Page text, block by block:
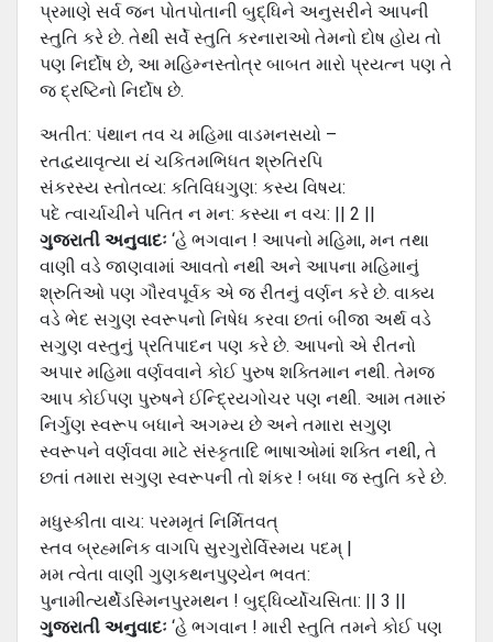
પ્રમાણે સર્વ જન પોતપોતાની બુદ્ધિને અનુસરીને આપની
સ્તુતિ કરે છે. તેથી સર્વે સ્તુતિ કરનારાઓ તેમનો દોષ હોય તો
પણ નિર્દોષ છે, આ મહિમ્નસ્તોત્ર બાબત મારો પ્રયત્ન પણ તે
જ દ્રષ્ટિનો નિર્દોષ છે.
અતીત: પંથાન તવ ચ મહિમા વાડમનસયો –
રતદ્વયાવૃત્યા યં ચકિતમભિધત શ્રુતિરપિ
સંકરસ્ય સ્તોતવ્ય: કતિવિધગુણ: કસ્ય વિષય:
પદે ત્વાર્ચાચીને પતિત ન મન: કસ્યા ન વચ: || 2 ||
ગુજરાતી અનુવાદઃ ‘હે ભગવાન ! આપનો મહિમા, મન તથા
વાણી વડે જાણવામાં આવતો નથી અને આપના મહિમાનું
શ્રુતિઓ પણ ગૌરવપૂર્વક એ જ રીતનું વર્ણન કરે છે. વાક્ય
વડે ભેદ સગુણ સ્વરૂપનો નિષેધ કરવા છતાં બીજા અર્થ વડે
સગુણ વસ્તુનું પ્રતિપાદન પણ કરે છે. આપનો એ રીતનો
અપાર મહિમા વર્ણવવાને કોઈ પુરુષ શક્તિમાન નથી. તેમજ
આપ કોઈપણ પુરુષને ઈન્દ્રિયગોચર પણ નથી. આમ તમારું
નિર્ગુણ સ્વરૂપ બધાને અગમ્ય છે અને તમારા સગુણ
સ્વરૂપને વર્ણવવા માટે સંસ્કૃતાદિ ભાષાઓમાં શક્તિ નથી, તે
છતાં તમારા સગુણ સ્વરૂપની તો શંકર ! બધા જ સ્તુતિ કરે છે.
મધુસ્કીતા વાચ: પરમમૃતં નિર્મિતવત્
સ્તવ બ્રહ્મનિક વાગપિ સુરગુરોર્વિસ્મય પદમ્ |
મમ ત્વેતા વાણી ગુણકથનપુણ્યેન ભવત:
પુનામીત્યર્થેડસ્મિનપુરમથન ! બુદ્ધિર્વ્યોચસિતા: || 3 ||
ગુજરાતી અનુવાદઃ ‘હે ભગવાન ! મારી સ્તુતિ તમને કોઈ પણ